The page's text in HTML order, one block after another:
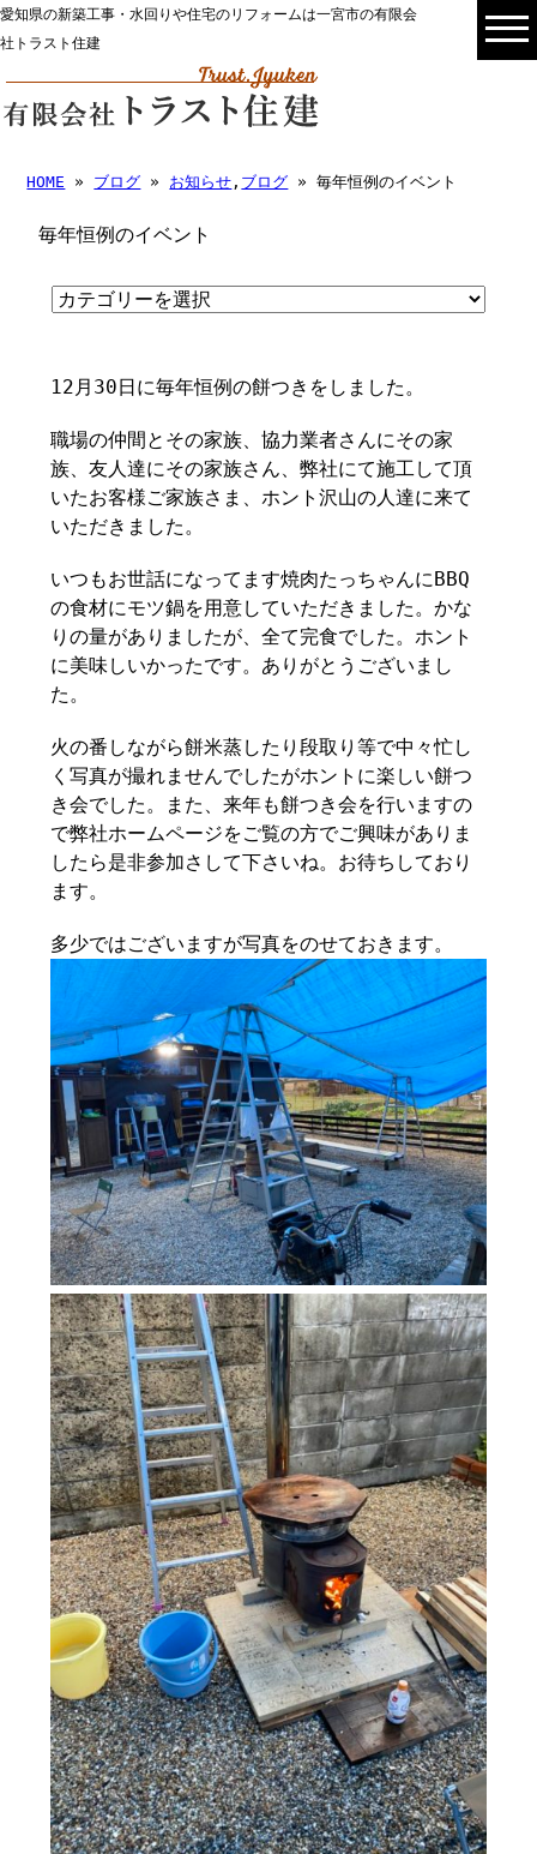
愛知県の新築工事・水回りや住宅のリフォームは一宮市の有限会
社トラスト住建
HOME » ブログ » お知らせ , ブログ » 毎年恒例のイベント
毎年恒例のイベント
12月30日に毎年恒例の餅つきをしました。
職場の仲間とその家族、協力業者さんにその家
族、友人達にその家族さん、弊社にて施工して頂
いたお客様ご家族さま、ホント沢山の人達に来て
いただきました。
いつもお世話になってます焼肉たっちゃんにBBQ
の食材にモツ鍋を用意していただきました。かな
りの量がありましたが、全て完食でした。ホント
に美味しいかったです。ありがとうございまし
た。
火の番しながら餅米蒸したり段取り等で中々忙し
く写真が撮れませんでしたがホントに楽しい餅つ
き会でした。また、来年も餅つき会を行いますの
で弊社ホームページをご覧の方でご興味がありま
したら是非参加さして下さいね。お待ちしており
ます。
多少ではございますが写真をのせておきます。